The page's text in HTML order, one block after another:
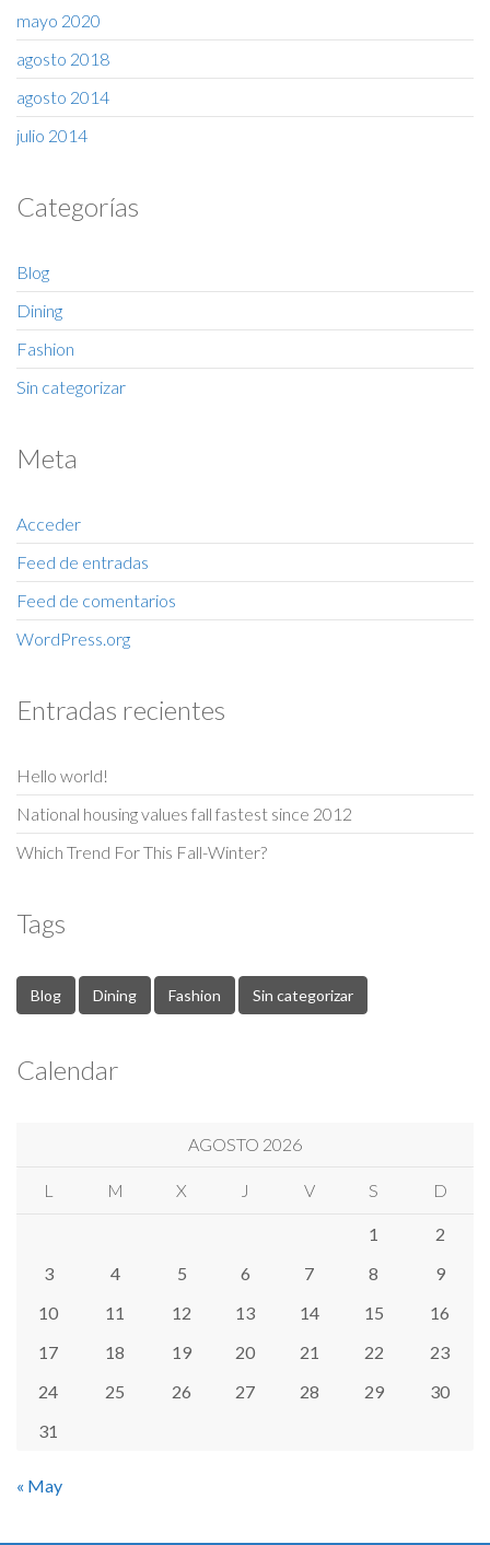
mayo 2020
agosto 2018
agosto 2014
julio 2014
Categorías
Blog
Dining
Fashion
Sin categorizar
Meta
Acceder
Feed de entradas
Feed de comentarios
WordPress.org
Entradas recientes
Hello world!
National housing values fall fastest since 2012
Which Trend For This Fall-Winter?
Tags
Blog Dining Fashion Sin categorizar
Calendar
AGOSTO 2026
L M X J V S D
1
2
3
4 5 6 7 8
9
10
11 12 13 14 15
16
17
18 19 20 21 22
23
24
25 26 27 28 29
30
31
« May